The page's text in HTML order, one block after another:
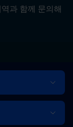
과 함께 문의해